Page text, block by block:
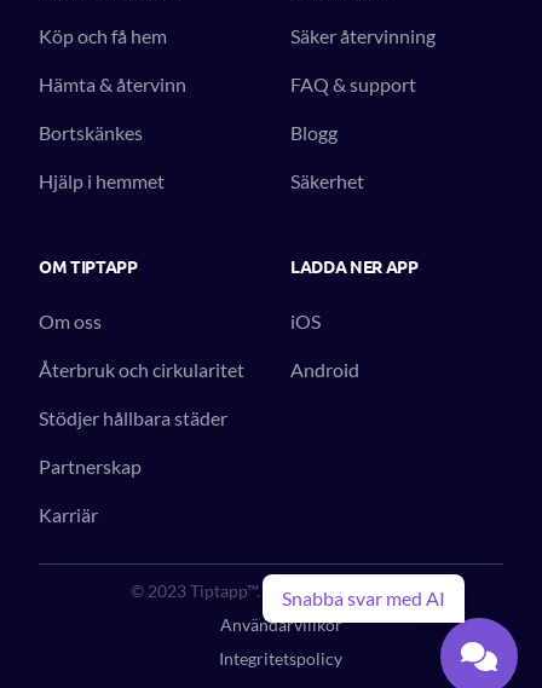
Köp och få hem
Hämta & återvinn
Bortskänkes
Hjälp i hemmet
Säker återvinning
FAQ & support
Blogg
Säkerhet
OM TIPTAPP
Om oss
Återbruk och cirkularitet
Stödjer hållbara städer
Partnerskap
Karriär
LADDA NER APP
iOS
Android
© 2023 Tiptapp™. All Rights Reserved.
Användarvillkor
Integritetspolicy
Snabba svar med AI